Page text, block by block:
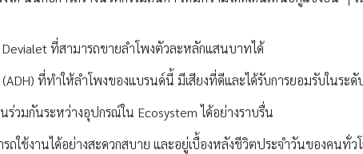
ที่สามารถขายลำโพงตัวละหลักแสนบาทได้
ที่ทำให้ลำโพงของแบรนด์นี้ มีเสียงที่ดีและได้รับการยอมรับในระดั
มกันระหว่างอุปกรณ์ใน Ecosystem ได้อย่างราบรื่น
ถใช้งานได้อย่างสะดวกสบาย และอยู่เบื้องหลังชีวิตประจำวันของคนทั่ว